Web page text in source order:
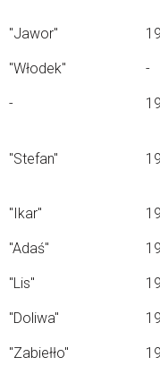
"Jawor"
"Włodek" -
-
"Stefan"
"Ikar"
"Adaś"
"Lis"
"Doliwa"
"Zabiełło"